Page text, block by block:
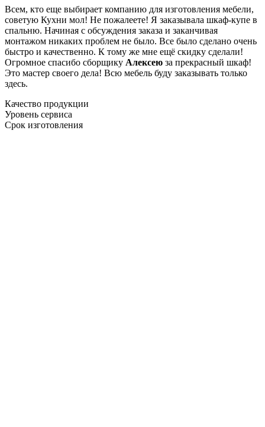
Всем, кто еще выбирает компанию для изготовления мебели,
советую Кухни мол! Не пожалеете! Я заказывала шкаф-купе в
спальню. Начиная с обсуждения заказа и заканчивая
монтажом никаких проблем не было. Все было сделано очень
быстро и качественно. К тому же мне ещё скидку сделали!
Огромное спасибо сборщику Алексею за прекрасный шкаф!
Это мастер своего дела! Всю мебель буду заказывать только
здесь.
Качество продукции
Уровень сервиса
Срок изготовления